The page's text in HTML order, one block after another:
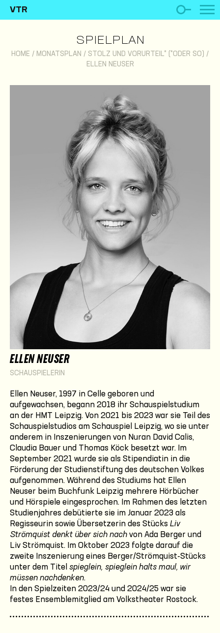
VTR
SPIELPLAN
HOME / MONATSPLAN / STOLZ UND VORURTEIL* (*ODER SO)
/
ELLEN NEUSER
ELLEN NEUSER
SCHAUSPIELERIN
Ellen Neuser, 1997 in Celle geboren und
aufgewachsen, begann 2018 ihr Schauspielstudium
an der HMT Leipzig. Von 2021 bis 2023 war sie Teil des
Schauspielstudios am Schauspiel Leipzig, wo sie unter
anderem in Inszenierungen von Nuran David Calis,
Claudia Bauer und Thomas Köck besetzt war. Im
September 2021 wurde sie als Stipendiatin in die
Förderung der Studienstiftung des deutschen Volkes
aufgenommen. Während des Studiums hat Ellen
Neuser beim Buchfunk Leipzig mehrere Hörbücher
und Hörspiele eingesprochen. Im Rahmen des letzten
Studienjahres debütierte sie im Januar 2023 als
Regisseurin sowie Übersetzerin des Stücks Liv
Strömquist denkt über sich nach von Ada Berger und
Liv Strömquist. Im Oktober 2023 folgte darauf die
zweite Inszenierung eines Berger/Strömquist-Stücks
unter dem Titel spieglein, spieglein halts maul, wir
müssen nachdenken.
In den Spielzeiten 2023/24 und 2024/25 war sie
festes Ensemblemitglied am Volkstheater Rostock.